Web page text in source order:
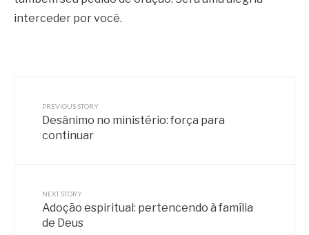
interceder por você.
PREVIOUS STORY
Desânimo no ministério: força para
continuar
NEXT STORY
Adoção espiritual: pertencendo à família
de Deus